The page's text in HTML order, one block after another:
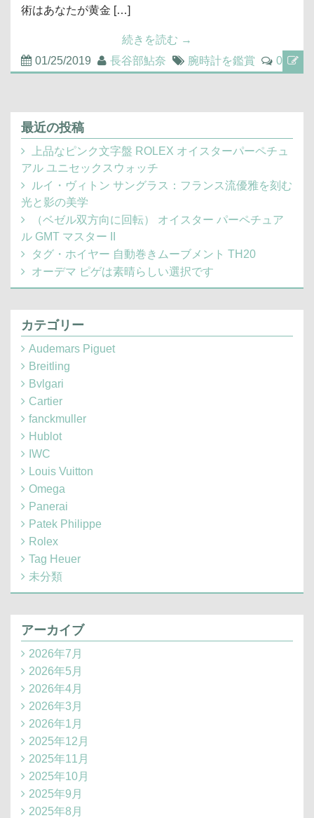
術はあなたが黄金 […]
続きを読む →
01/25/2019
長谷部鮎奈 腕時計を鑑賞 0
最近の投稿
上品なピンク文字盤 ROLEX オイスターパーペチュ
アル ユニセックスウォッチ
ルイ・ヴィトン サングラス：フランス流優雅を刻む
光と影の美学
（ベゼル双方向に回転） オイスター パーペチュア
ル GMT マスター II
タグ・ホイヤー 自動巻きムーブメント TH20
オーデマ ピゲは素晴らしい選択です
カテゴリー
Audemars Piguet
Breitling
Bvlgari
Cartier
fanckmuller
Hublot
IWC
Louis Vuitton
Omega
Panerai
Patek Philippe
Rolex
Tag Heuer
未分類
アーカイブ
2026年7月
2026年5月
2026年4月
2026年3月
2026年1月
2025年12月
2025年11月
2025年10月
2025年9月
2025年8月